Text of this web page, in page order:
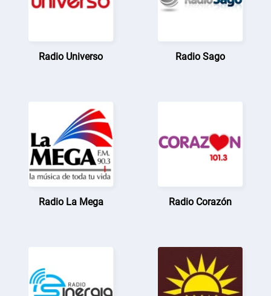
Radio Universo Radio Sago
Radio La Mega Radio Corazón